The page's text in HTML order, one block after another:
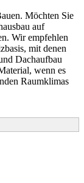
Möchten Sie
auf
Wir empfehlen
mit denen
Dachaufbau
wenn es
Raumklimas